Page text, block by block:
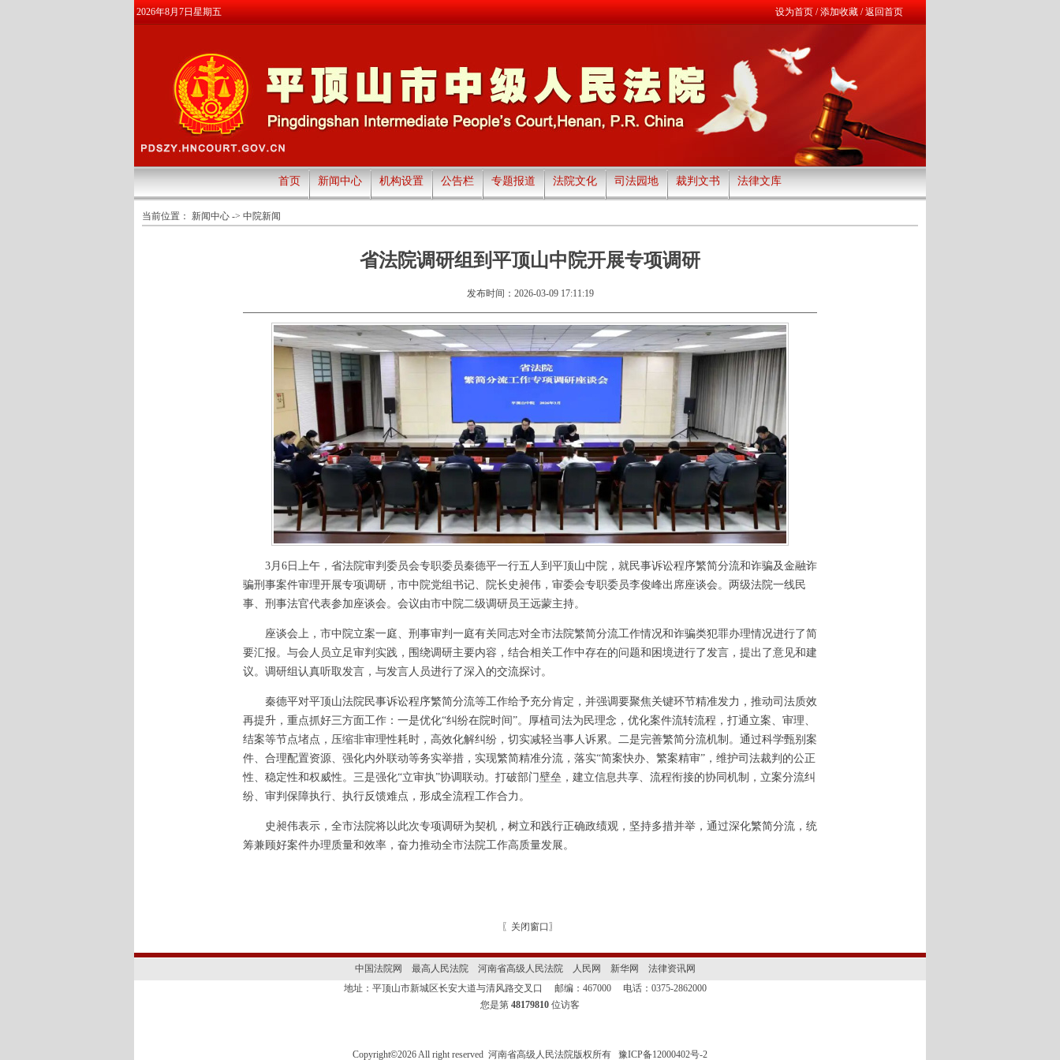
2026年8月7日星期五 设为首页/添加收藏/返回首页
首页 新闻中心 机构设置 公告栏 专题报道 法院文化 司法园地 裁判文书 法律文库
当前位置： 新闻中心 -> 中院新闻
省法院调研组到平顶山中院开展专项调研
发布时间：2026-03-09 17:11:19
3月6日上午，省法院审判委员会专职委员秦德平一行五人到平顶山中院，就民事诉讼程序繁简分流和诈骗及金融诈
骗刑事案件审理开展专项调研，市中院党组书记、院长史昶伟，审委会专职委员李俊峰出席座谈会。两级法院一线民
事、刑事法官代表参加座谈会。会议由市中院二级调研员王远蒙主持。
座谈会上，市中院立案一庭、刑事审判一庭有关同志对全市法院繁简分流工作情况和诈骗类犯罪办理情况进行了简
要汇报。与会人员立足审判实践，围绕调研主要内容，结合相关工作中存在的问题和困境进行了发言，提出了意见和建
议。调研组认真听取发言，与发言人员进行了深入的交流探讨。
秦德平对平顶山法院民事诉讼程序繁简分流等工作给予充分肯定，并强调要聚焦关键环节精准发力，推动司法质效
再提升，重点抓好三方面工作：一是优化“纠纷在院时间”。厚植司法为民理念，优化案件流转流程，打通立案、审理、
结案等节点堵点，压缩非审理性耗时，高效化解纠纷，切实减轻当事人诉累。二是完善繁简分流机制。通过科学甄别案
件、合理配置资源、强化内外联动等务实举措，实现繁简精准分流，落实“简案快办、繁案精审”，维护司法裁判的公正
性、稳定性和权威性。三是强化“立审执”协调联动。打破部门壁垒，建立信息共享、流程衔接的协同机制，立案分流纠
纷、审判保障执行、执行反馈难点，形成全流程工作合力。
史昶伟表示，全市法院将以此次专项调研为契机，树立和践行正确政绩观，坚持多措并举，通过深化繁简分流，统
筹兼顾好案件办理质量和效率，奋力推动全市法院工作高质量发展。
〖 关闭窗口 〗
中国法院网 最高人民法院 河南省高级人民法院 人民网 新华网
法律资讯网
地址：平顶山市新城区长安大道与清风路交叉口 邮编：467000 电话：0375-2862000
您是第 48179810 位访客
Copyright©2026 All right reserved 河南省高级人民法院版权所有 豫ICP备12000402号-2